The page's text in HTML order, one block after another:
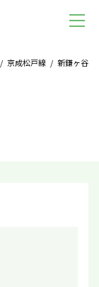
/ 京成松戸線 / 新鎌ヶ谷